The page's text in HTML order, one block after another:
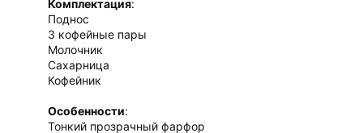
Комплектация:
Поднос
3 кофейные пары
Молочник
Сахарница
Кофейник
Особенности:
Тонкий прозрачный фарфор